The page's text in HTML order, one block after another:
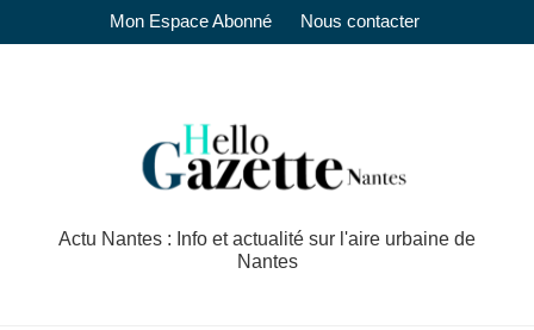
Mon Espace Abonné Nous contacter
Actu Nantes : Info et actualité sur l'aire urbaine de
Nantes